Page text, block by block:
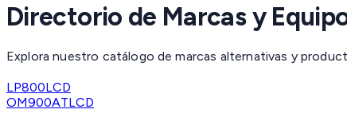
Directorio de Marcas y
Explora nuestro catálogo de marcas alternativas y
LP800LCD
OM900ATLCD